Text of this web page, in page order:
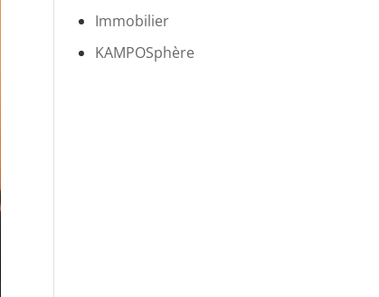
Immobilier
KAMPOSphère